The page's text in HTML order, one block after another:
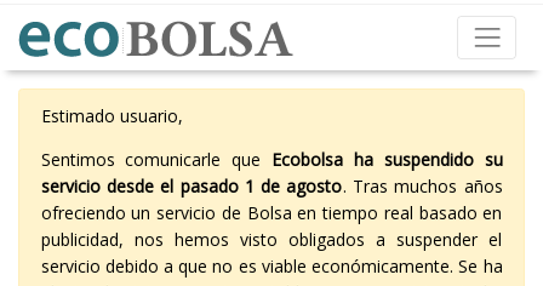
Estimado usuario,
Sentimos comunicarle que Ecobolsa ha suspendido su
servicio desde el pasado 1 de agosto. Tras muchos años
ofreciendo un servicio de Bolsa en tiempo real basado en
publicidad, nos hemos visto obligados a suspender el
servicio debido a que no es viable económicamente. Se ha